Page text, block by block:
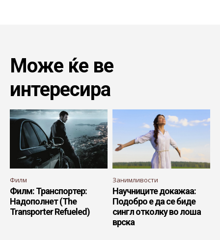
Може ќе ве
интересира
Филм
Филм: Транспортер:
Надополнет (The
Transporter Refueled)
Занимливости
Научниците докажаа:
Подобро е да се биде
сингл отколку во лоша
врска